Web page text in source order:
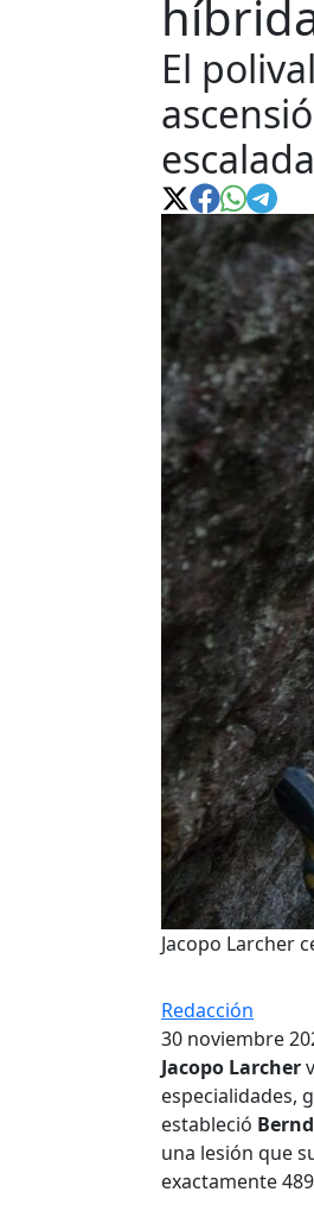
El
Jacopo Larcher
Redacción
30 noviembre
Jacopo Larcher
especialidades,
estableció
una lesión que
exactamente